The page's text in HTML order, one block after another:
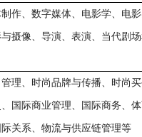
作、数字媒体、电影学、电
摄像、导演、表演、当代剧
理、时尚品牌与传播、时尚
国际商业管理、国际商务、体
关系、物流与供应链管理等